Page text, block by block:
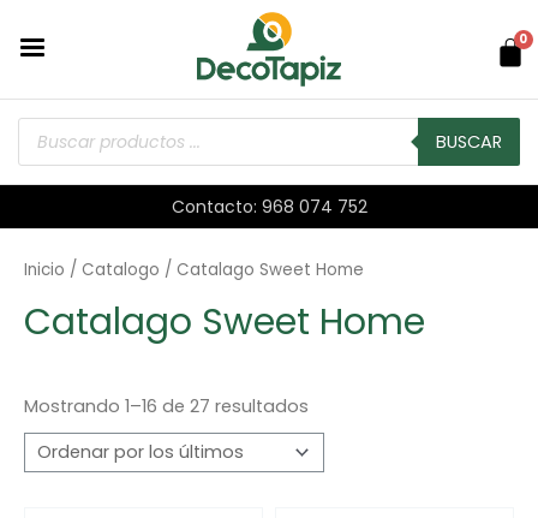
0
BUSCAR
Contacto: 968 074 752
Inicio / Catalogo / Catalago Sweet Home
Catalago Sweet Home
Mostrando 1–16 de 27 resultados